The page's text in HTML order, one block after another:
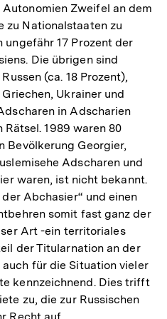
Zweifel an dem
zu Nationalstaaten zu
ungefähr 17 Prozent der
Die übrigen sind
(ca. 18 Prozent),
Ukrainer und
in Adscharien
1989 waren 80
Bevölkerung Georgier,
Adscharen und
waren, ist nicht bekannt.
Abchasier“ und einen
somit fast ganz der
Art -ein territoriales
der Titularnation an der
für die Situation vieler
kennzeichnend. Dies trifft
zu, die zur Russischen
Recht auf